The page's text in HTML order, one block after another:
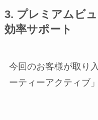
3. プレミアムビ
効率サポート
今回のお客様が取り
ーティーアクティブ